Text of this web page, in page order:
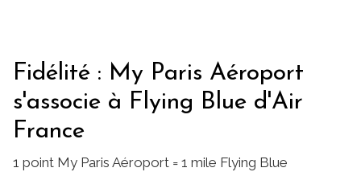
Fidélité : My Paris Aéroport
s'associe à Flying Blue d'Air
France
1 point My Paris Aéroport = 1 mile Flying Blue